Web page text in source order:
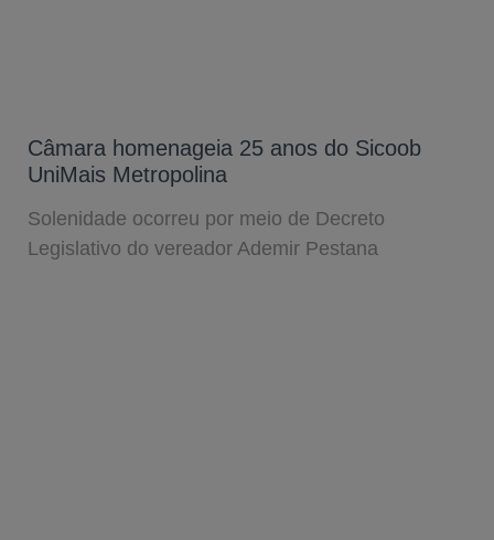
Câmara homenageia 25 anos do Sicoob
UniMais Metropolina
Solenidade ocorreu por meio de Decreto
Legislativo do vereador Ademir Pestana